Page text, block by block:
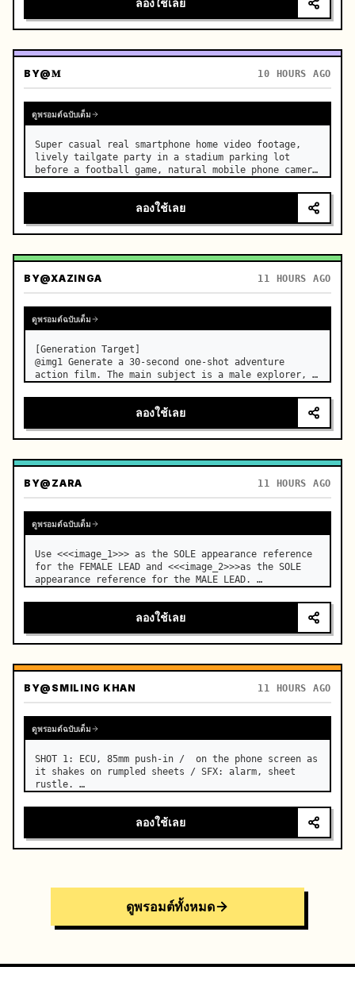
ลองใช้เลย
BY@𝐌 10 HOURS AGO
ดูพรอมต์ฉบับเต็ม
Super casual real smartphone home video footage,
lively tailgate party in a stadium parking lot
before a football game, natural mobile phone camera
rate with smooth natural motion, rapidfire montage
ลองใช้เลย
BY@XAZINGA 11 HOURS AGO
ดูพรอมต์ฉบับเต็ม
[Generation Target]
@img1 Generate a 30-second one-shot adventure
action film. The main subject is a male explorer,
breaking through mechanical traps in an underground
temple to finally reach the treasure. No audi…
ลองใช้เลย
BY@ZARA 11 HOURS AGO
ดูพรอมต์ฉบับเต็ม
Use <<<image_1>>> as the SOLE appearance reference
for the FEMALE LEAD and <<<image_2>>>as the SOLE
appearance reference for the MALE LEAD. …
ลองใช้เลย
BY@SMILING KHAN 11 HOURS AGO
ดูพรอมต์ฉบับเต็ม
SHOT 1: ECU, 85mm push-in /  on the phone screen as
it shakes on rumpled sheets / SFX: alarm, sheet
rustle. …
ลองใช้เลย
ดูพรอมต์ทั้งหมด